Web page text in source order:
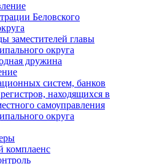
Беловского
заместителей главы
округа
дружина
систем, банков
находящихся в
самоуправления
округа
комплаенс